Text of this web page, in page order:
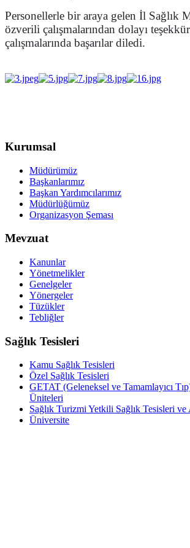
Personellerle bir araya gelen İl Sağlık
özverili çalışmalarından dolayı
çalışmalarında başarılar diledi.
Kurumsal
Müdürümüz
Başkanlarımız
Başkan Yardımcılarımız
Müdürlüğümüz
Organizasyon Şeması
Mevzuat
Kanunlar
Yönetmelikler
Genelgeler
Yönergeler
Tüzükler
Tebliğler
Sağlık Tesisleri
Kamu Sağlık Tesisleri
Özel Sağlık Tesisleri
GETAT (Geleneksel ve Tamamlayıcı
Üniteleri
Sağlık Turizmi Yetkili Sağlık Tesisleri
Üniversite